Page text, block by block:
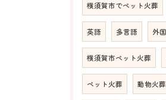
横須賀市でペット火葬
英語 多言語 外
横須賀市ペット火葬
ペット火葬 動物火葬